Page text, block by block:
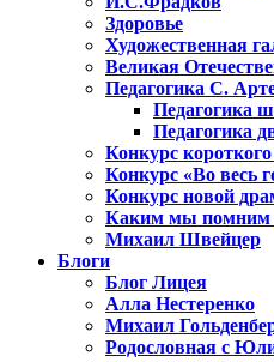
Здоровье
Художественная
Великая
Педагогика С.
Педагогика
Педагогика
Конкурс
Конкурс «Во весь
Конкурс новой
Каким мы помним
Михаил Швейцер
Блоги
Блог Лицея
Алла Нестеренко
Михаил
Родословная с